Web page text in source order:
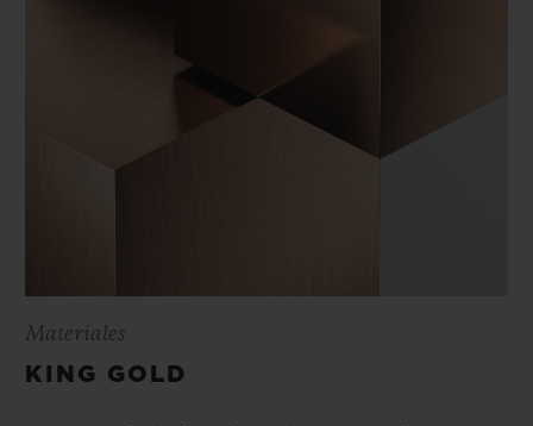
Materiales
KING GOLD